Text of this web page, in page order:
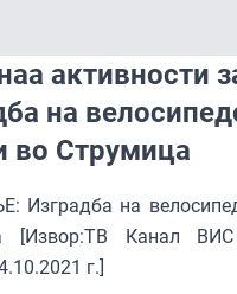
активности
на
во Струмица
Изградба на
[Извор:ТВ Канал
г.]